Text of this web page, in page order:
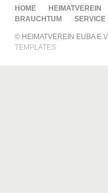
NAVIGATION
ÜBERSPRINGEN
HOME HEIMATVEREIN
BRAUCHTUM
SERVICE
© HEIMATVEREIN EUBA
TEMPLATES